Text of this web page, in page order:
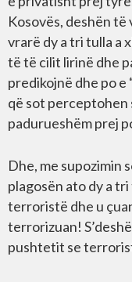
Kosovës, deshën
vrarë dy a tri tulla a
të të cilit lirinë dhe
predikojnë dhe po e
që sot perceptohen
padurueshëm prej
Dhe, me supozimin
plagosën ato dy a
terroristë dhe u
terrorizuan!
pushtetit se